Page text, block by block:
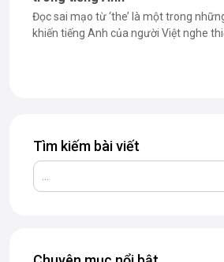
Tìm kiếm bài viết
Đọc sai mạo từ ‘the’ là một trong
khiến tiếng Anh của người Việt nghe
là một từ ngắn gồm 3 chữ cái, nhưng